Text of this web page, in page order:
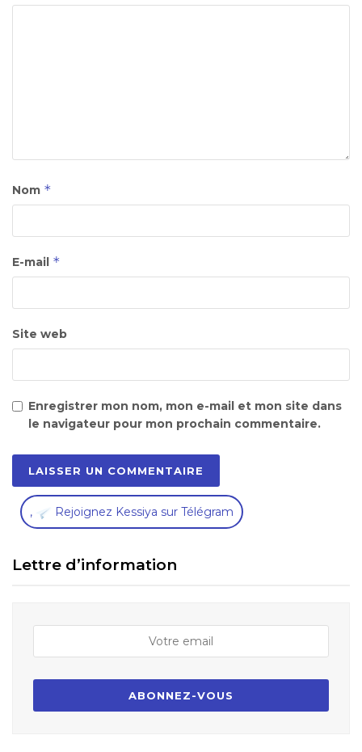
Nom *
E-mail *
Site web
Enregistrer mon nom, mon e-mail et mon site dans
le navigateur pour mon prochain commentaire.
, Rejoignez Kessiya sur Télégram
Lettre d’information